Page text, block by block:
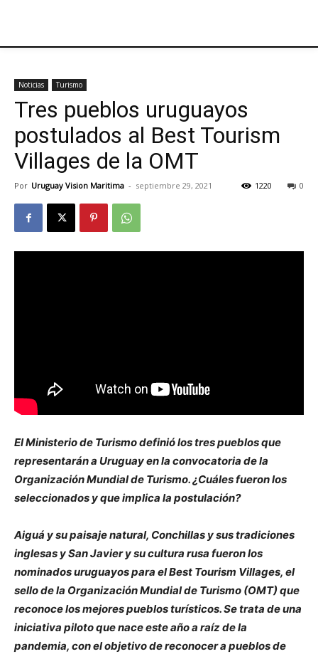
Noticias Turismo
Tres pueblos uruguayos
postulados al Best Tourism
Villages de la OMT
Por Uruguay Vision Maritima - septiembre 29, 2021 0
1220
El Ministerio de Turismo definió los tres pueblos que
representarán a Uruguay en la convocatoria de la
Organización Mundial de Turismo. ¿Cuáles fueron los
seleccionados y que implica la postulación?
Aiguá y su paisaje natural, Conchillas y sus tradiciones
inglesas y San Javier y su cultura rusa fueron los
nominados uruguayos para el Best Tourism Villages, el
sello de la Organización Mundial de Turismo (OMT) que
reconoce los mejores pueblos turísticos. Se trata de una
iniciativa piloto que nace este año a raíz de la
pandemia, con el objetivo de reconocer a pueblos de